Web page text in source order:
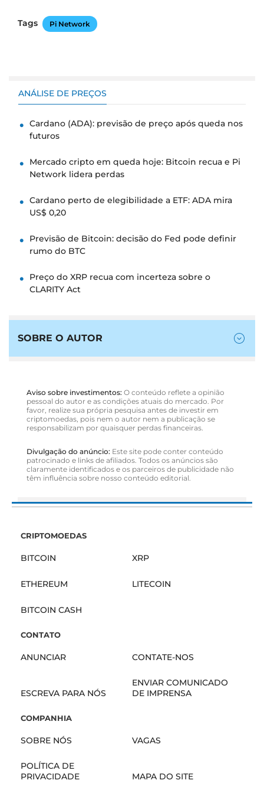
Tags Pi Network
ANÁLISE DE PREÇOS
Cardano (ADA): previsão de preço após queda nos
futuros
Mercado cripto em queda hoje: Bitcoin recua e Pi
Network lidera perdas
Cardano perto de elegibilidade a ETF: ADA mira
US$ 0,20
Previsão de Bitcoin: decisão do Fed pode definir
rumo do BTC
Preço do XRP recua com incerteza sobre o
CLARITY Act
SOBRE O AUTOR
Aviso sobre investimentos: O conteúdo reflete a opinião
pessoal do autor e as condições atuais do mercado. Por
favor, realize sua própria pesquisa antes de investir em
criptomoedas, pois nem o autor nem a publicação se
responsabilizam por quaisquer perdas financeiras.
Divulgação do anúncio: Este site pode conter conteúdo
patrocinado e links de afiliados. Todos os anúncios são
claramente identificados e os parceiros de publicidade não
têm influência sobre nosso conteúdo editorial.
CRIPTOMOEDAS
BITCOIN XRP
ETHEREUM LITECOIN
BITCOIN CASH
CONTATO
ANUNCIAR CONTATE-NOS
ESCREVA PARA NÓS
ENVIAR COMUNICADO
DE IMPRENSA
COMPANHIA
SOBRE NÓS VAGAS
POLÍTICA DE
PRIVACIDADE
MAPA DO SITE